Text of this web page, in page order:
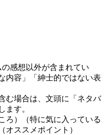
感想以外が含まれてい
内容」「紳士的ではない表
む場合は、文頭に「ネタバ
ます。
ろ）（特に気に入っている
オススメポイント）